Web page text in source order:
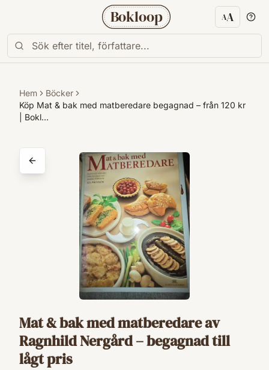
Bokloop AA
Hem
Böcker
Köp Mat & bak med matberedare begagnad – från 120 kr
| Bokl…
Mat & bak med matberedare av
Ragnhild Nergård – begagnad till
lågt pris